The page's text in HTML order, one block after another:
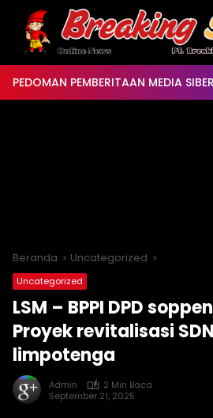
Langsung
konten
PEDOMAN PEMBERITAAN MEDIA SIBER
Beranda Uncategorized
Uncategorized
LSM – BPPI DPD
Proyek revitalisasi
limpotenga
Admin
2 Min Baca
September 21, 2025